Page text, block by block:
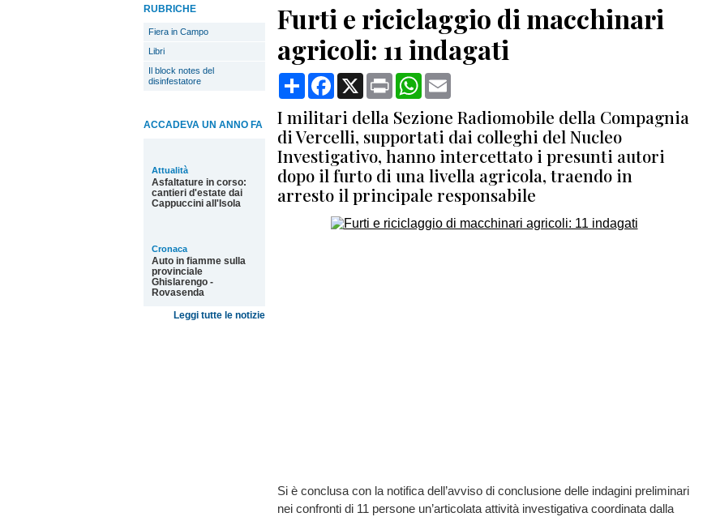
RUBRICHE
Fiera in Campo
Libri
Il block notes del
disinfestatore
ACCADEVA UN ANNO FA
Attualità
Asfaltature in corso:
cantieri d'estate dai
Cappuccini all'Isola
Cronaca
Auto in fiamme sulla
provinciale
Ghislarengo -
Rovasenda
Leggi tutte le notizie
Furti e riciclaggio di macchinari
agricoli: 11 indagati
CondividiFacebook
X Print WhatsApp
I militari della Sezione Radiomobile della Compagnia
di Vercelli, supportati dai colleghi del Nucleo
Investigativo, hanno intercettato i presunti autori
dopo il furto di una livella agricola, traendo in
arresto il principale responsabile
Si è conclusa con la notifica dell’avviso di conclusione delle indagini preliminari
nei confronti di 11 persone un’articolata attività investigativa coordinata dalla